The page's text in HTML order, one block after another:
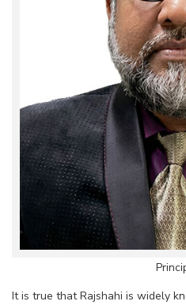
It is true that Rajshahi is widely